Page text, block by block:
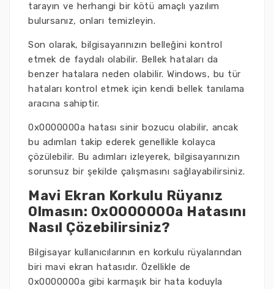
tarayın ve herhangi bir kötü amaçlı yazılım
bulursanız, onları temizleyin.
Son olarak, bilgisayarınızın belleğini kontrol
etmek de faydalı olabilir. Bellek hataları da
benzer hatalara neden olabilir. Windows, bu tür
hataları kontrol etmek için kendi bellek tanılama
aracına sahiptir.
0x0000000a hatası sinir bozucu olabilir, ancak
bu adımları takip ederek genellikle kolayca
çözülebilir. Bu adımları izleyerek, bilgisayarınızın
sorunsuz bir şekilde çalışmasını sağlayabilirsiniz.
Mavi Ekran Korkulu Rüyanız
Olmasın: 0x0000000a Hatasını
Nasıl Çözebilirsiniz?
Bilgisayar kullanıcılarının en korkulu rüyalarından
biri mavi ekran hatasıdır. Özellikle de
0x0000000a gibi karmaşık bir hata koduyla